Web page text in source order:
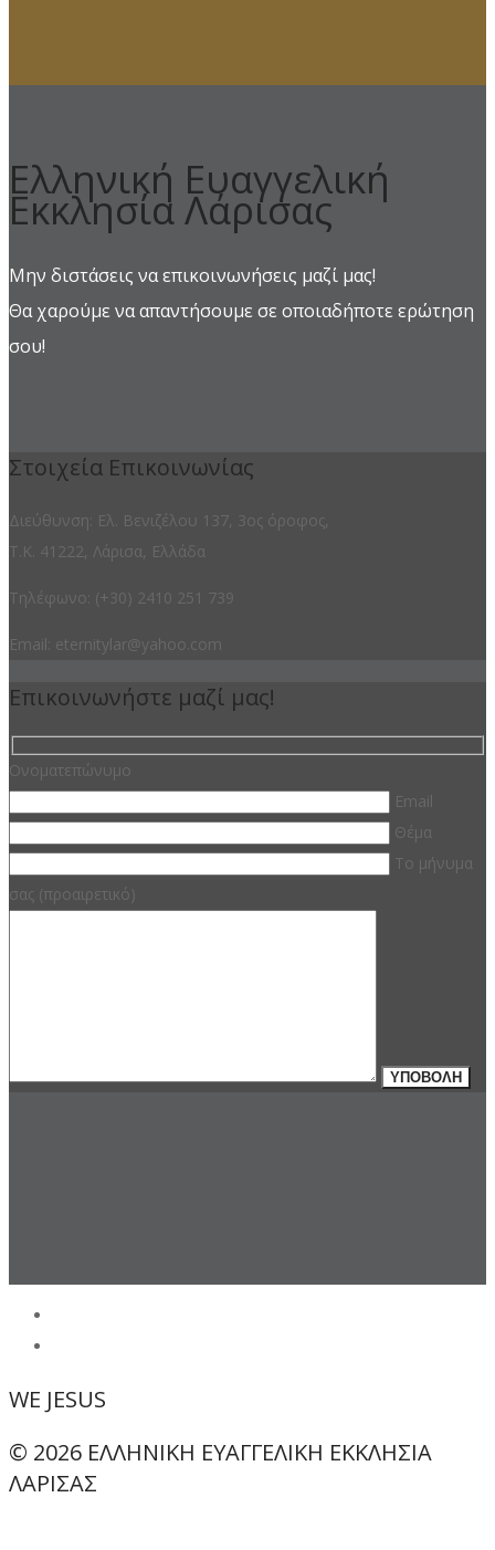
Ελληνική Ευαγγελική
Εκκλησία Λάρισας
Μην διστάσεις να επικοινωνήσεις μαζί μας!
Θα χαρούμε να απαντήσουμε σε οποιαδήποτε ερώτηση
σου!
Στοιχεία Επικοινωνίας
Διεύθυνση: Ελ. Βενιζέλου 137, 3ος όροφος,
Τ.Κ. 41222, Λάρισα, Ελλάδα
Τηλέφωνο: (+30) 2410 251 739
Email: eternitylar@yahoo.com
Επικοινωνήστε μαζί μας!
Ονοματεπώνυμο
Email
Θέμα
Το μήνυμα
σας (προαιρετικό)
WE JESUS
© 2026 ΕΛΛΗΝΙΚΗ ΕΥΑΓΓΕΛΙΚΗ ΕΚΚΛΗΣΙΑ
ΛΑΡΙΣΑΣ